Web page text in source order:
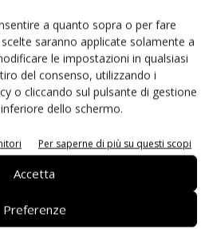
a quanto sopra o per fare
saranno applicate solamente a
le impostazioni in qualsiasi
del consenso, utilizzando i
o cliccando sul pulsante di gestione
dello schermo.
Per saperne di più su questi scopi
Accetta
Preferenze
da record per il bio: Canova e
a doppia cifra